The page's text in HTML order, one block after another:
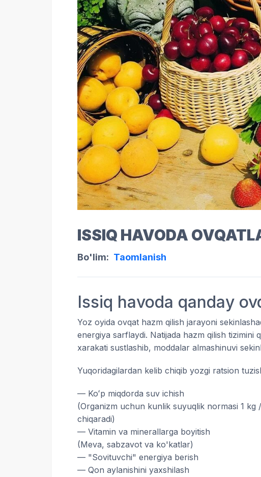
ISSIQ HAVODA
Bo'lim: Taomlanish
Issiq havoda qanday
Yoz oyida ovqat hazm qilish jarayoni
energiya sarflaydi. Natijada hazm qilish tizimini
xarakati sustlashib, moddalar almashinuvi
Yuqoridagilardan kelib chiqib yozgi ratsion
— Koʻp miqdorda suv ichish
(Organizm uchun kunlik suyuqlik normasi 1 kg
chiqaradi)
— Vitamin va minerallarga boyitish
(Meva, sabzavot va ko'katlar)
— "Sovituvchi" energiya berish
— Qon aylanishini yaxshilash